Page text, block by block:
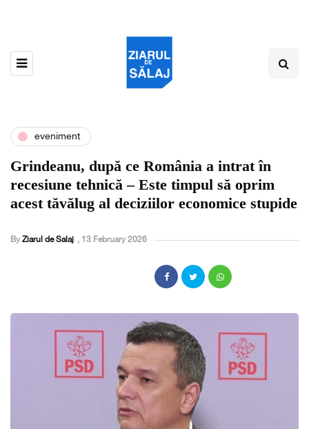
eveniment
Grindeanu, după ce România a intrat în
recesiune tehnică – Este timpul să oprim
acest tăvălug al deciziilor economice stupide
By Ziarul de Salaj , 13 February 2026